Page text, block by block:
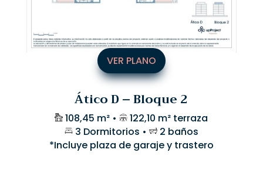
VER PLANO
Ático D – Bloque 2
108,45 m² •
122,10 m² terraza
3 Dormitorios •
2 baños
*Incluye plaza de garaje y trastero